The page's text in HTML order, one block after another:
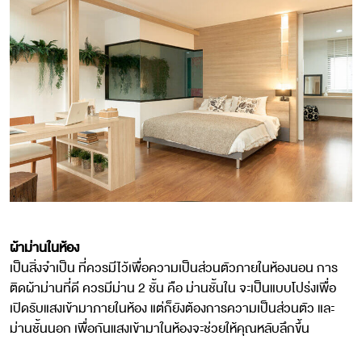
ผ้าม่านในห้อง
เป็นสิ่งจำเป็น ที่ควรมีไว้เพื่อความเป็นส่วนตัวภายในห้องนอน การ
ติดผ้าม่านที่ดี ควรมีม่าน 2 ชั้น คือ ม่านชั้นใน จะเป็นแบบโปร่งเพื่อ
เปิดรับแสงเข้ามาภายในห้อง แต่ก็ยังต้องการความเป็นส่วนตัว และ
ม่านชั้นนอก เพื่อกันแสงเข้ามาในห้องจะช่วยให้คุณหลับลึกขึ้น